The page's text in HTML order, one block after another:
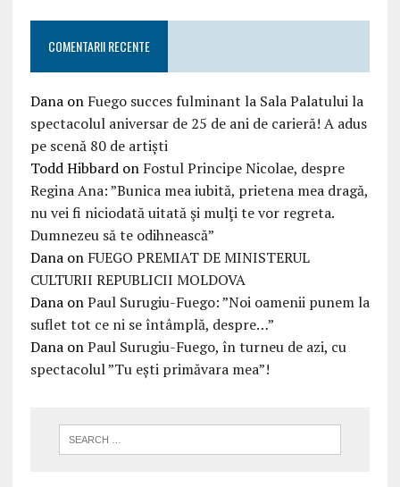
COMENTARII RECENTE
Danaon Fuego succes fulminant la Sala Palatului la
spectacolul aniversar de 25 de ani de carieră! A adus
pe scenă 80 de artiști
Todd Hibbardon Fostul Principe Nicolae, despre
Regina Ana: ”Bunica mea iubită, prietena mea dragă,
nu vei fi niciodată uitată şi mulţi te vor regreta.
Dumnezeu să te odihnească”
Danaon FUEGO PREMIAT DE MINISTERUL
CULTURII REPUBLICII MOLDOVA
DanaonPaul Surugiu-Fuego: ”Noi oamenii punem la
suflet tot ce ni se întâmplă, despre…”
DanaonPaul Surugiu-Fuego, în turneu de azi, cu
spectacolul ”Tu ești primăvara mea”!